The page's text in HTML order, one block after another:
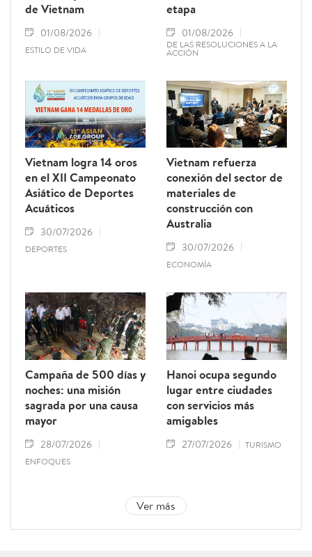
de Vietnam
01/08/2026
ESTILO DE VIDA
etapa
01/08/2026
DE LAS RESOLUCIONES A LA
ACCIÓN
Vietnam logra 14 oros
en el XII Campeonato
Asiático de Deportes
Acuáticos
30/07/2026
DEPORTES
Vietnam refuerza
conexión del sector de
materiales de
construcción con
Australia
30/07/2026
ECONOMÍA
Campaña de 500 días y
noches: una misión
sagrada por una causa
mayor
28/07/2026
ENFOQUES
Hanoi ocupa segundo
lugar entre ciudades
con servicios más
amigables
27/07/2026 TURISMO
Ver más